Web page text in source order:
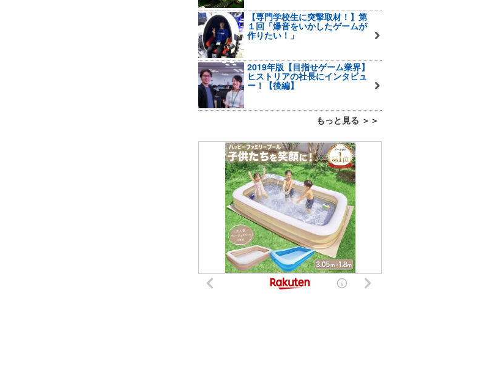
【専門学校生に突撃取材！】第
１回「爆音をいかしたゲームが
作りたい！」
2019年版【目指せゲーム業界】
ヒストリアの社長にインタビュ
ー！【後編】
もっと見る ＞＞